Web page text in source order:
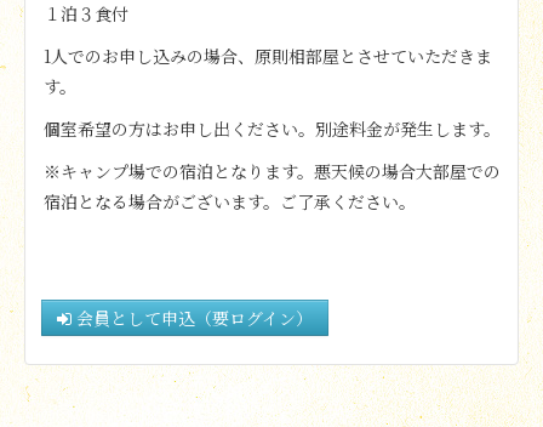
１泊３食付
1人でのお申し込みの場合、原則相部屋とさせていただきま
す。
個室希望の方はお申し出ください。別途料金が発生します。
※キャンプ場での宿泊となります。悪天候の場合大部屋での
宿泊となる場合がございます。ご了承ください。
会員として申込（要ログイン）